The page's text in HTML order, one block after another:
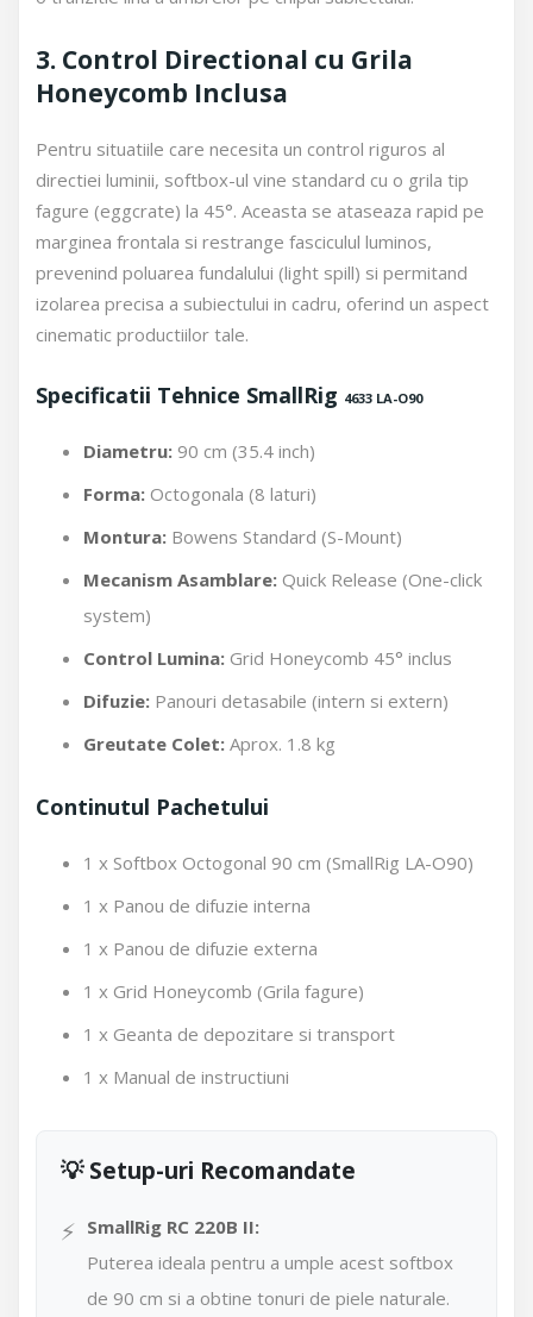
3. Control Directional cu Grila
Honeycomb Inclusa
Pentru situatiile care necesita un control riguros al
directiei luminii, softbox-ul vine standard cu o grila tip
fagure (eggcrate) la 45°. Aceasta se ataseaza rapid pe
marginea frontala si restrange fasciculul luminos,
prevenind poluarea fundalului (light spill) si permitand
izolarea precisa a subiectului in cadru, oferind un aspect
cinematic productiilor tale.
Specificatii Tehnice SmallRig 4633 LA-O90
Diametru: 90 cm (35.4 inch)
Forma: Octogonala (8 laturi)
Montura: Bowens Standard (S-Mount)
Mecanism Asamblare: Quick Release (One-click
system)
Control Lumina: Grid Honeycomb 45° inclus
Difuzie: Panouri detasabile (intern si extern)
Greutate Colet: Aprox. 1.8 kg
Continutul Pachetului
1 x Softbox Octogonal 90 cm (SmallRig LA-O90)
1 x Panou de difuzie interna
1 x Panou de difuzie externa
1 x Grid Honeycomb (Grila fagure)
1 x Geanta de depozitare si transport
1 x Manual de instructiuni
💡 Setup-uri Recomandate
⚡ SmallRig RC 220B II:
Puterea ideala pentru a umple acest softbox
de 90 cm si a obtine tonuri de piele naturale.